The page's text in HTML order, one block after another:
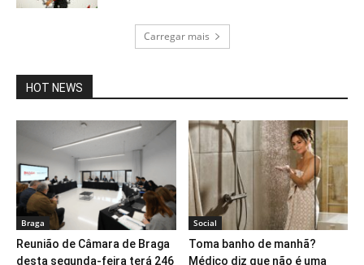
Carregar mais
HOT NEWS
Braga
Reunião de Câmara de Braga
desta segunda-feira terá 246
Social
Toma banho de manhã?
Médico diz que não é uma